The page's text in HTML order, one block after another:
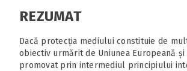
REZUMAT
Dacă protecția mediului constituie de
obiectiv urmărit de Uniunea Europeană
promovat prin intermediul principiului